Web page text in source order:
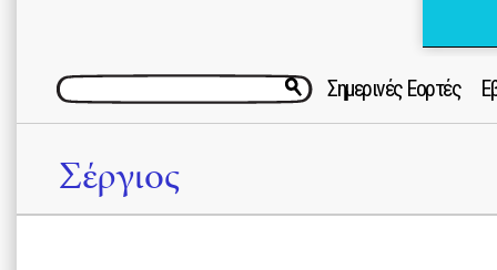
Σημερινές Εορτές
Σέργιος